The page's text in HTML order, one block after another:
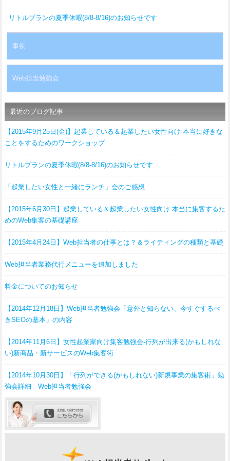
リトルプランの夏季休暇(8/8-8/16)のお知らせです
事例
Web担当勉強会
最近のブログ記事
【2015年9月25日(金)】起業している＆起業したい女性向け 本当に好きな
ことをするためのワークショップ
リトルプランの夏季休暇(8/8-8/16)のお知らせです
「起業したい女性と一緒にランチ」会のご感想
【2015年6月30日】起業している＆起業したい女性向け 本当に集客するた
めのWeb集客の基礎講座
【2015年4月24日】Web担当者の仕事とは？＆ライティングの種類と基礎
Web担当者業務代行メニューを追加しました
料金についてのお知らせ
【2014年12月18日】Web担当者勉強会「意外と知らない、今すぐするべ
きSEOの基本」の内容
【2014年11月6日】女性起業家向け集客勉強会-行列が出来る(かもしれな
い)新商品・新サービスのWeb集客術
【2014年10月30日】「行列ができる(かもしれない)新規事業の集客術」勉
強会詳細 Web担当者勉強会